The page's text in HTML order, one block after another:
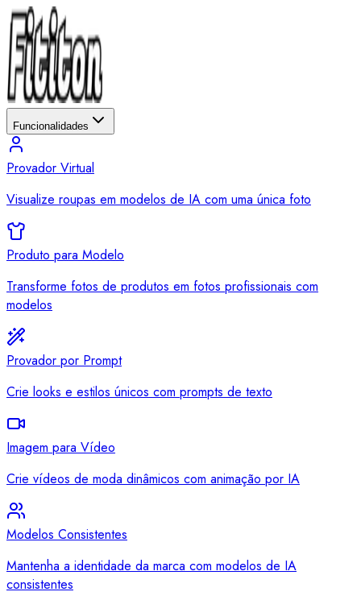
Funcionalidades
Provador Virtual
Visualize roupas em modelos de IA com uma única foto
Produto para Modelo
Transforme fotos de produtos em fotos profissionais com
modelos
Provador por Prompt
Crie looks e estilos únicos com prompts de texto
Imagem para Vídeo
Crie vídeos de moda dinâmicos com animação por IA
Modelos Consistentes
Mantenha a identidade da marca com modelos de IA
consistentes